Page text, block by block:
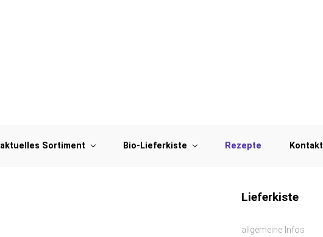
aktuelles Sortiment Bio-Lieferkiste Rezepte Kontakt
Lieferkiste
allgemeine Infos